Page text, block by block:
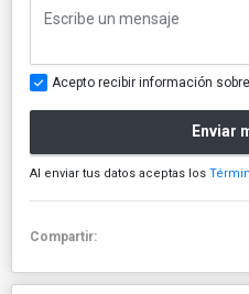
Acepto recibir información
Enviar
Al enviar tus datos aceptas los
Compartir: